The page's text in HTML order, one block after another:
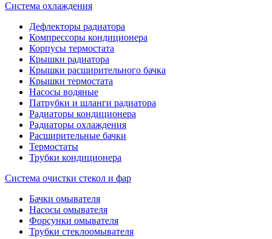
Система охлаждения
Дефлекторы радиатора
Компрессоры кондиционера
Корпусы термостата
Крышки радиатора
Крышки расширительного бачка
Крышки термостата
Насосы водяные
Патрубки и шланги радиатора
Радиаторы кондиционера
Радиаторы охлаждения
Расширительные бачки
Термостаты
Трубки кондиционера
Система очистки стекол и фар
Бачки омывателя
Насосы омывателя
Форсунки омывателя
Трубки стеклоомывателя